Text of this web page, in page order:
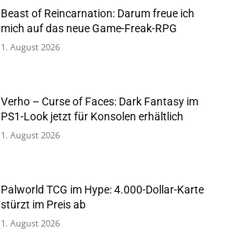
Beast of Reincarnation: Darum freue ich
mich auf das neue Game-Freak-RPG
1. August 2026
Verho – Curse of Faces: Dark Fantasy im
PS1-Look jetzt für Konsolen erhältlich
1. August 2026
Palworld TCG im Hype: 4.000-Dollar-Karte
stürzt im Preis ab
1. August 2026